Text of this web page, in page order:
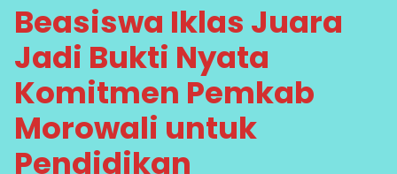
Beasiswa Iklas Juara
Jadi Bukti Nyata
Komitmen Pemkab
Morowali untuk
Pendidikan